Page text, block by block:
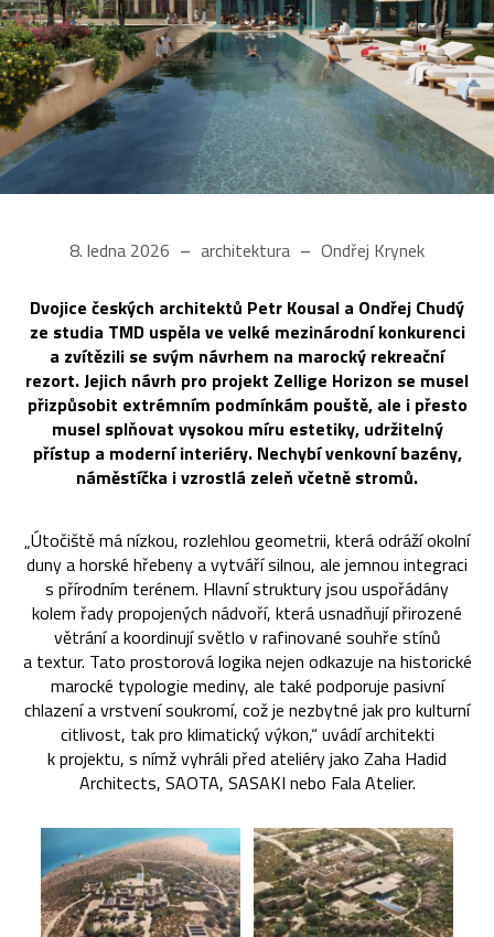
8. ledna 2026 architektura Ondřej Krynek
Dvojice českých architektů Petr Kousal a Ondřej Chudý
ze studia TMD uspěla ve velké mezinárodní konkurenci
a zvítězili se svým návrhem na marocký rekreační
rezort. Jejich návrh pro projekt Zellige Horizon se musel
přizpůsobit extrémním podmínkám pouště, ale i přesto
musel splňovat vysokou míru estetiky, udržitelný
přístup a moderní interiéry. Nechybí venkovní bazény,
náměstíčka i vzrostlá zeleň včetně stromů.
„Útočiště má nízkou, rozlehlou geometrii, která odráží okolní
duny a horské hřebeny a vytváří silnou, ale jemnou integraci
s přírodním terénem. Hlavní struktury jsou uspořádány
kolem řady propojených nádvoří, která usnadňují přirozené
větrání a koordinují světlo v rafinované souhře stínů
a textur. Tato prostorová logika nejen odkazuje na historické
marocké typologie mediny, ale také podporuje pasivní
chlazení a vrstvení soukromí, což je nezbytné jak pro kulturní
citlivost, tak pro klimatický výkon,“ uvádí architekti
k projektu, s nímž vyhráli před ateliéry jako Zaha Hadid
Architects, SAOTA, SASAKI nebo Fala Atelier.